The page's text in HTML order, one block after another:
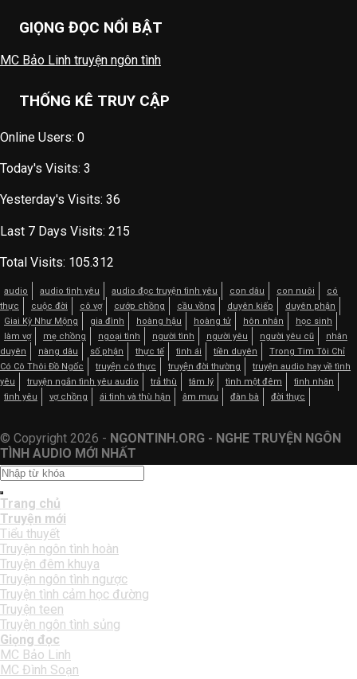
GIỌNG ĐỌC NỔI BẬT
MC Bảo Linh truyện ngôn tình
THỐNG KÊ TRUY CẬP
Online Users: 0
Today's Visits: 3
Yesterday's Visits: 36
Last 7 Days Visits: 215
Total Visits: 105.312
audio audio tình yêu audio đọc truyện tình yêu con dâu con nuôi
có
thực
cuộc đời cô vợ cướp chồng cầu vồng duyên kiếp
duyên phận
Giai Kỳ Như Mộng
gia đình hoàng hậu hoàng tử hôn nhân
học sinh
làm vợ
mẹ chồng ngoại tình người tình người yêu người yêu cũ
nhân
duyên
nàng dâu số phận thực tế tình ái tiền duyên
Trong Tim Tôi Chỉ
Có Cô Thôi Đồ Ngốc
truyện có thực truyện đời thường
truyện audio hay về tình
yêu
truyện ngắn tình yêu audio trả thù tâm lý tình một đêm
tình nhân
tình yêu
vợ chồng ái tình và thù hận âm mưu đàn bà đời thực
© Copyright 2026 - NGONTINH.ORG - NGHE TRUYỆN NGÔN
TÌNH AUDIO MỚI NHẤT
Trang chủ
Truyện mới
Tiểu thuyết
Truyện ngôn tình hoàn
Truyện đêm khuya
Truyện ngôn tình ngược
Truyện tình cảm học đường
Truyện teen
Truyện ngôn tình sủng
Giọng đọc
MC Bảo Linh
MC Đình Soạn